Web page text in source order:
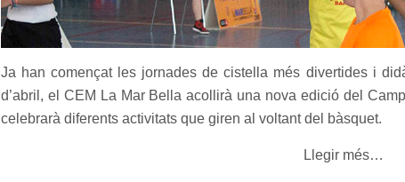
Ja han començat les jornades de cistella més divertides i
d’abril, el CEM La Mar Bella acollirà una nova edició del
celebrarà diferents activitats que giren al voltant del bàsquet.
Llegir més…